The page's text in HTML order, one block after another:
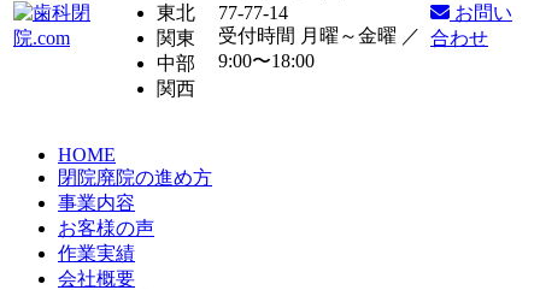
東北
関東
中部
関西
77-77-14
受付時間 月曜～金曜 ／
9:00〜18:00
お問い
合わせ
HOME
閉院廃院の進め方
事業内容
お客様の声
作業実績
会社概要